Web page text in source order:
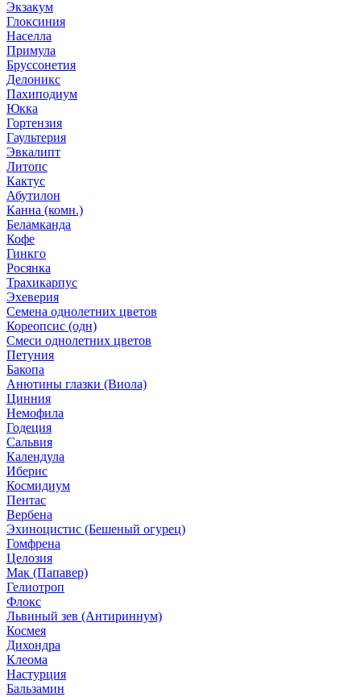
Экзакум
Глоксиния
Населла
Примула
Бруссонетия
Делоникс
Пахиподиум
Юкка
Гортензия
Гаультерия
Эвкалипт
Литопс
Кактус
Абутилон
Канна (комн.)
Беламканда
Кофе
Гинкго
Росянка
Трахикарпус
Эхеверия
Семена однолетних цветов
Кореопсис (одн)
Смеси однолетних цветов
Петуния
Бакопа
Анютины глазки (Виола)
Цинния
Немофила
Годеция
Сальвия
Календула
Иберис
Космидиум
Пентас
Вербена
Эхиноцистис (Бешеный огурец)
Гомфрена
Целозия
Мак (Папавер)
Гелиотроп
Флокс
Львиный зев (Антириннум)
Космея
Дихондра
Клеома
Настурция
Бальзамин